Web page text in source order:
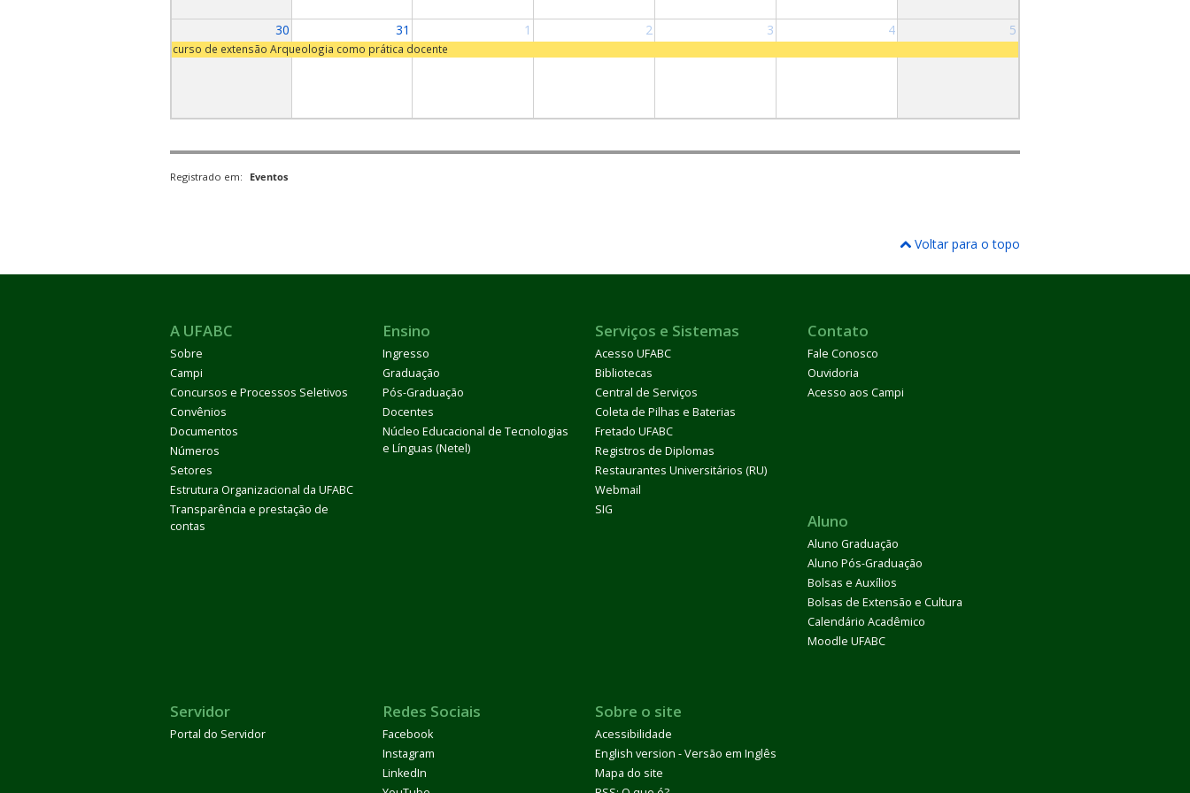
30 31 1 2 3 4 5
curso de extensão Arqueologia como prática docente
Registrado em: Eventos
Voltar para o topo
A UFABC
Sobre
Campi
Concursos e Processos Seletivos
Convênios
Documentos
Números
Setores
Estrutura Organizacional da UFABC
Transparência e prestação de
contas
Ensino
Ingresso
Graduação
Pós-Graduação
Docentes
Núcleo Educacional de Tecnologias
e Línguas (Netel)
Serviços e Sistemas
Acesso UFABC
Bibliotecas
Central de Serviços
Coleta de Pilhas e Baterias
Fretado UFABC
Registros de Diplomas
Restaurantes Universitários (RU)
Webmail
SIG
Contato
Fale Conosco
Ouvidoria
Acesso aos Campi
Aluno
Aluno Graduação
Aluno Pós-Graduação
Bolsas e Auxílios
Bolsas de Extensão e Cultura
Calendário Acadêmico
Moodle UFABC
Servidor
Portal do Servidor
Redes Sociais
Facebook
Instagram
LinkedIn
Sobre o site
Acessibilidade
English version - Versão em Inglês
Mapa do site